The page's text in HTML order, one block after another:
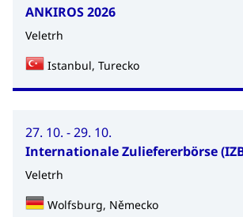
ANKIROS 2026
Veletrh
Istanbul, Turecko
27. 10. - 29. 10.
Internationale Zuliefererbörse
Veletrh
Wolfsburg, Německo